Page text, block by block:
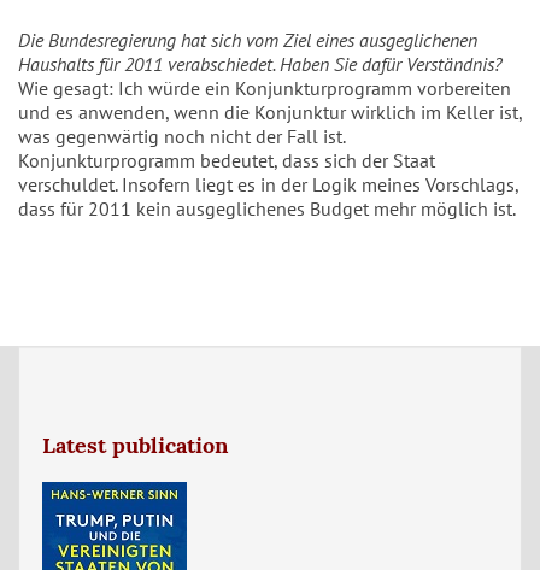
Die Bundesregierung hat sich vom Ziel eines ausgeglichenen
Haushalts für 2011 verabschiedet. Haben Sie dafür Verständnis?
Wie gesagt: Ich würde ein Konjunkturprogramm vorbereiten
und es anwenden, wenn die Konjunktur wirklich im Keller ist,
was gegenwärtig noch nicht der Fall ist.
Konjunkturprogramm bedeutet, dass sich der Staat
verschuldet. Insofern liegt es in der Logik meines Vorschlags,
dass für 2011 kein ausgeglichenes Budget mehr möglich ist.
Latest publication